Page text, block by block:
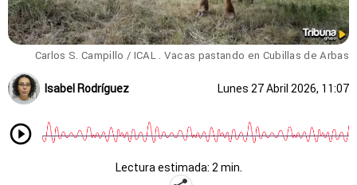
Carlos S. Campillo / ICAL . Vacas pastando en Cubillas de Arbas
Isabel Rodríguez Lunes 27 Abril 2026, 11:07
Lectura estimada: 2 min.